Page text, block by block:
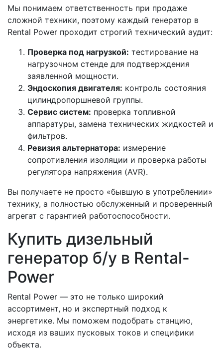
Мы понимаем ответственность при продаже
сложной техники, поэтому каждый генератор в
Rental Power проходит строгий технический аудит:
Проверка под нагрузкой: тестирование на
нагрузочном стенде для подтверждения
заявленной мощности.
Эндоскопия двигателя: контроль состояния
цилиндропоршневой группы.
Сервис систем: проверка топливной
аппаратуры, замена технических жидкостей и
фильтров.
Ревизия альтернатора: измерение
сопротивления изоляции и проверка работы
регулятора напряжения (AVR).
Вы получаете не просто «бывшую в употреблении»
технику, а полностью обслуженный и проверенный
агрегат с гарантией работоспособности.
Купить дизельный
генератор б/у в Rental-
Power
Rental Power — это не только широкий
ассортимент, но и экспертный подход к
энергетике. Мы поможем подобрать станцию,
исходя из ваших пусковых токов и специфики
объекта.